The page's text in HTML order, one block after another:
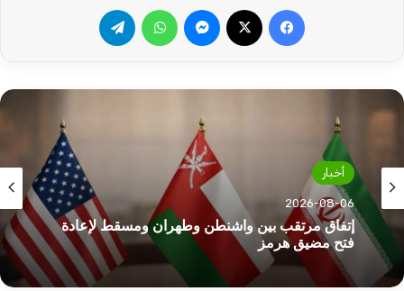
فيسبوك ماسنجر واتساب
أخبار
2026-08-06
إتفاق مرتقب بين واشنطن وطهران ومسقط لإعادة
فتح مضيق هرمز